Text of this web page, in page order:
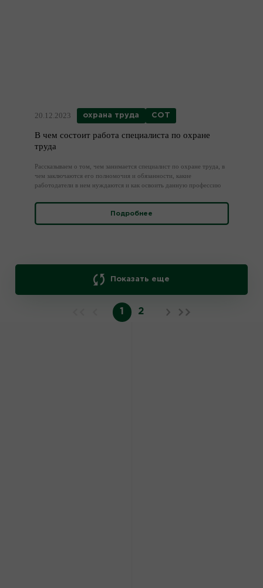
20.12.2023 охрана труда СОТ
В чем состоит работа специалиста по охране
труда
Рассказываем о том, чем занимается специалист по охране труда, в
чем заключаются его полномочия и обязанности, какие
работодатели в нем нуждаются и как освоить данную профессию
Подробнее
Показать еще
1 2